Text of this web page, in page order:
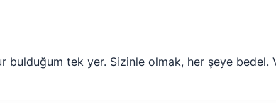
bulduğum tek yer. Sizinle olmak, her şeye bedel.